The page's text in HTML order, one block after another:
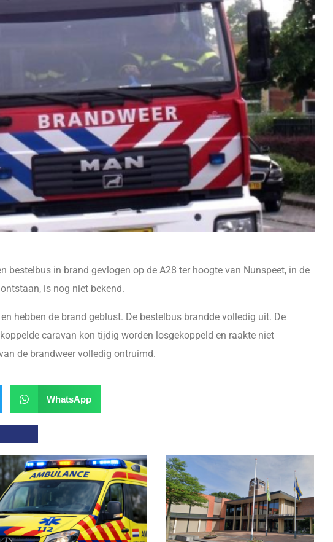
bestelbus in brand gevlogen op de A28 ter hoogte van Nunspeet, in de
is nog niet bekend.
hebben de brand geblust. De bestelbus brandde volledig uit. De
caravan kon tijdig worden losgekoppeld en raakte niet
de brandweer volledig ontruimd.
WhatsApp